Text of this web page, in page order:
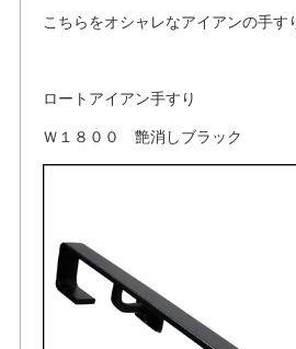
こちらをオシャレなアイアンの手す
ロートアイアン手すり
Ｗ１８００ 艶消しブラック